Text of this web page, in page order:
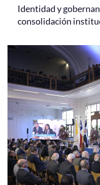
Identidad y
consolidación